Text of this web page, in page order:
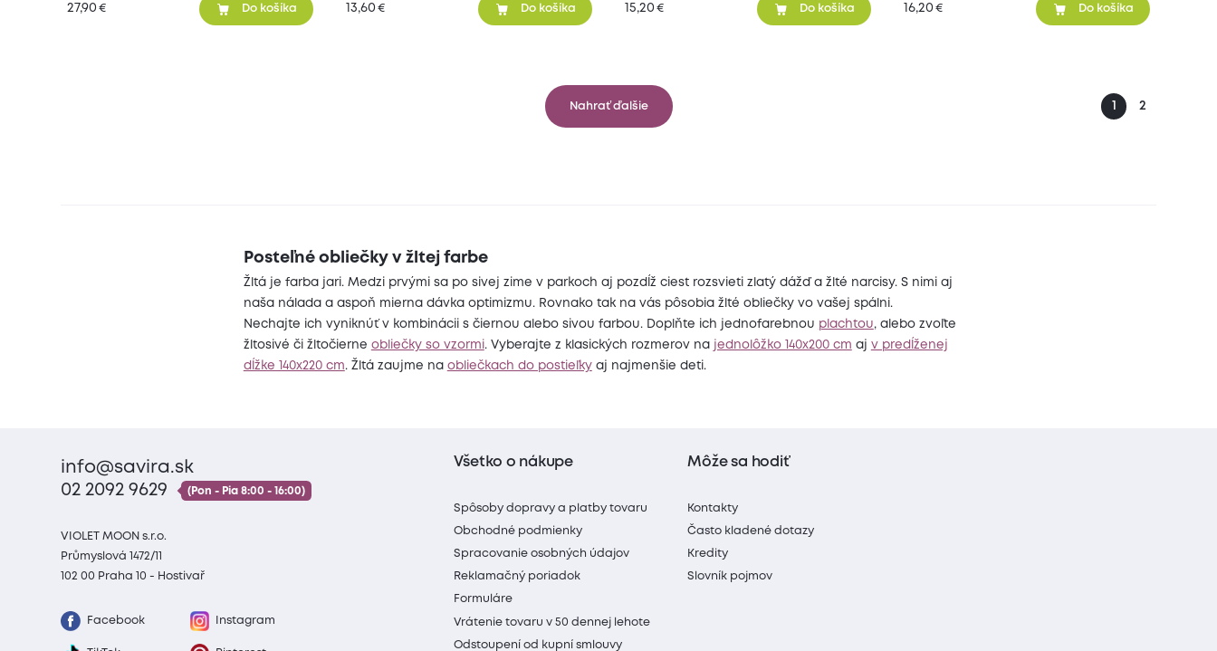
27,90 € Do košíka 13,60 € Do košíka 15,20 € Do košíka 16,20 € Do košíka
Nahrať ďalšie 1 2
Posteľné obliečky v žltej farbe
Žltá je farba jari. Medzi prvými sa po sivej zime v parkoch aj pozdĺž ciest rozsvieti zlatý dážď a žlté narcisy. S nimi aj
naša nálada a aspoň mierna dávka optimizmu. Rovnako tak na vás pôsobia žlté obliečky vo vašej spálni.
Nechajte ich vyniknúť v kombinácii s čiernou alebo sivou farbou. Doplňte ich jednofarebnou plachtou, alebo zvoľte
žltosivé či žltočierne obliečky so vzormi. Vyberajte z klasických rozmerov na jednolôžko 140x200 cm aj v predĺženej
dĺžke 140x220 cm. Žltá zaujme na obliečkach do postieľkyaj najmenšie deti.
info@savira.sk
02 2092 9629
(Pon - Pia 8:00 - 16:00)
VIOLET MOON s.r.o.
Průmyslová 1472/11
102 00 Praha 10 - Hostivař
Facebook Instagram
Všetko o nákupe
Spôsoby dopravy a platby tovaru
Obchodné podmienky
Spracovanie osobných údajov
Reklamačný poriadok
Formuláre
Vrátenie tovaru v 50 dennej lehote
Odstoupení od kupní smlouvy
Môže sa hodiť
Kontakty
Často kladené dotazy
Kredity
Slovník pojmov